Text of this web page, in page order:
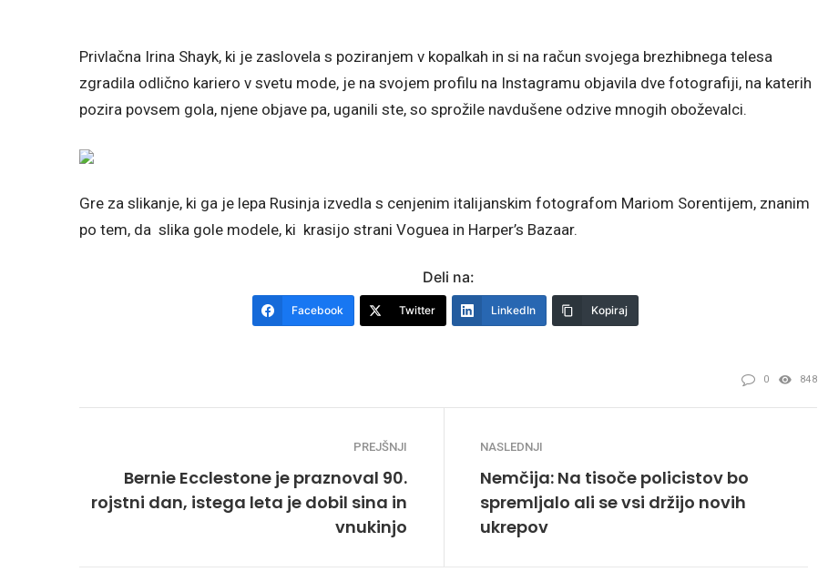
Privlačna Irina Shayk, ki je zaslovela s poziranjem v kopalkah in si na račun svojega brezhibnega telesa
zgradila odlično kariero v svetu mode, je na svojem profilu na Instagramu objavila dve fotografiji, na katerih
pozira povsem gola, njene objave pa, uganili ste, so sprožile navdušene odzive mnogih oboževalci.
Gre za slikanje, ki ga je lepa Rusinja izvedla s cenjenim italijanskim fotografom Mariom Sorentijem, znanim
po tem, da slika gole modele, ki krasijo strani Voguea in Harper’s Bazaar.
Deli na:
Facebook Twitter LinkedIn Kopiraj
0 848
PREJŠNJI
Bernie Ecclestone je praznoval 90.
rojstni dan, istega leta je dobil sina in
vnukinjo
NASLEDNJI
Nemčija: Na tisoče policistov bo
spremljalo ali se vsi držijo novih
ukrepov